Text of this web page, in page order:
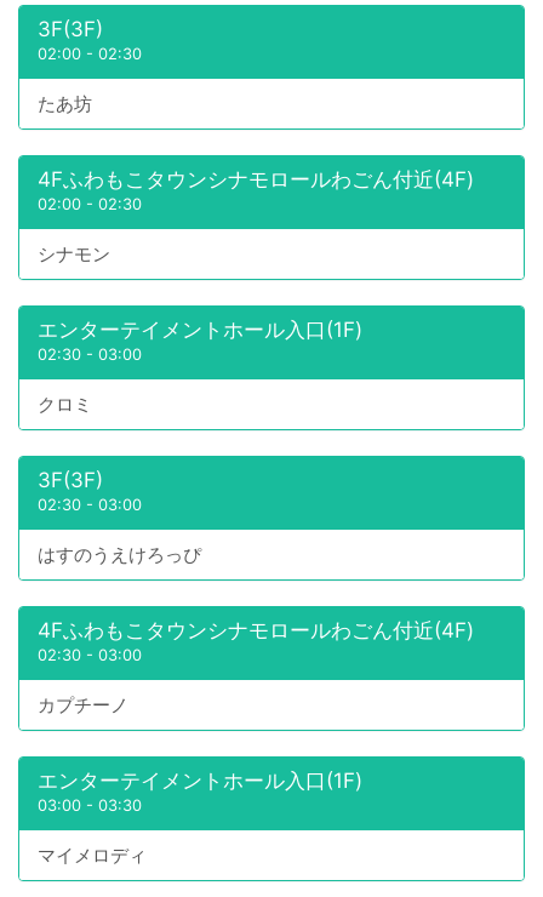
3F(3F)
02:00 - 02:30
たあ坊
4Fふわもこタウンシナモロールわごん付近(4F)
02:00 - 02:30
シナモン
エンターテイメントホール入口(1F)
02:30 - 03:00
クロミ
3F(3F)
02:30 - 03:00
はすのうえけろっぴ
4Fふわもこタウンシナモロールわごん付近(4F)
02:30 - 03:00
カプチーノ
エンターテイメントホール入口(1F)
03:00 - 03:30
マイメロディ